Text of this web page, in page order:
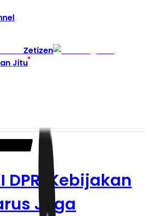
Zetizen
Jitu
DPR: Kebijakan
Jaga